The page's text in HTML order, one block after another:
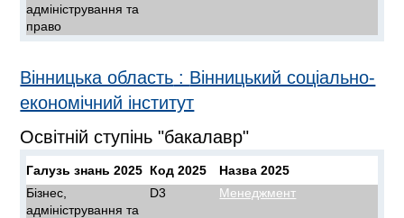
адміністрування та
право
Вінницька область : Вінницький соціально-
економічний інститут
Освітній ступінь "бакалавр"
Галузь знань 2025 Код 2025
Назва 2025
Бізнес,
адміністрування та
D3 Менеджмент